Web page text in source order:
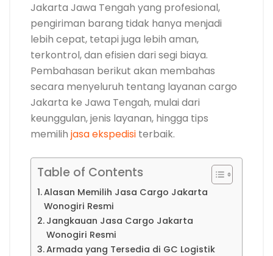
Jakarta Jawa Tengah yang profesional,
pengiriman barang tidak hanya menjadi
lebih cepat, tetapi juga lebih aman,
terkontrol, dan efisien dari segi biaya.
Pembahasan berikut akan membahas
secara menyeluruh tentang layanan cargo
Jakarta ke Jawa Tengah, mulai dari
keunggulan, jenis layanan, hingga tips
memilih jasa ekspedisi terbaik.
Table of Contents
Alasan Memilih Jasa Cargo Jakarta
Wonogiri Resmi
Jangkauan Jasa Cargo Jakarta
Wonogiri Resmi
Armada yang Tersedia di GC Logistik